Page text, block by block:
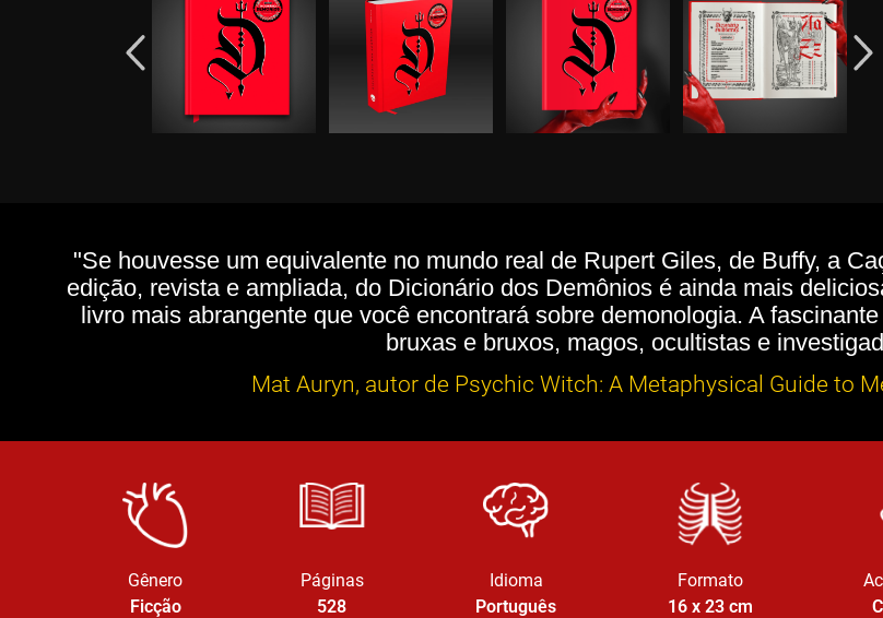
"Se houvesse um equivalente no mundo real de Rupert Giles, de Buffy, a
edição, revista e ampliada, do Dicionário dos Demônios é ainda mais
livro mais abrangente que você encontrará sobre demonologia. A
bruxas e bruxos, magos, ocultistas e
Mat Auryn, autor de Psychic Witch: A Metaphysical Guide to
Gênero
Ficção
Páginas
528
Idioma
Português
Formato
16 x 23cm